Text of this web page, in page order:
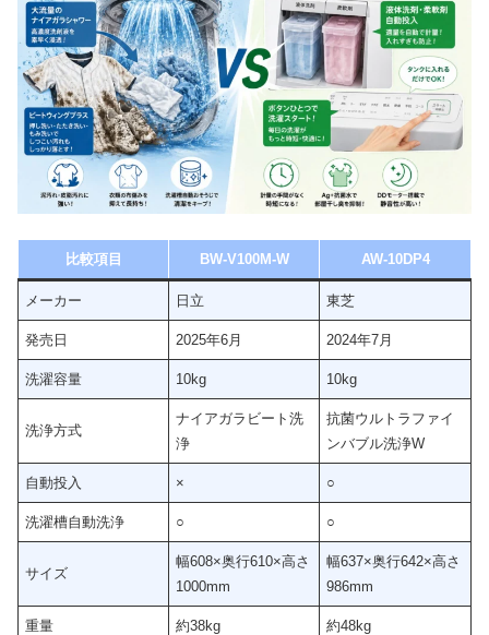
比較項目 BW-V100M-W AW-10DP4
メーカー 日立 東芝
発売日 2025年6月 2024年7月
洗濯容量 10kg 10kg
洗浄方式
ナイアガラビート洗
浄
抗菌ウルトラファイ
ンバブル洗浄W
自動投入 × ○
洗濯槽自動洗浄 ○ ○
サイズ
幅608×奥行610×高さ
1000mm
幅637×奥行642×高さ
986mm
重量 約38kg 約48kg